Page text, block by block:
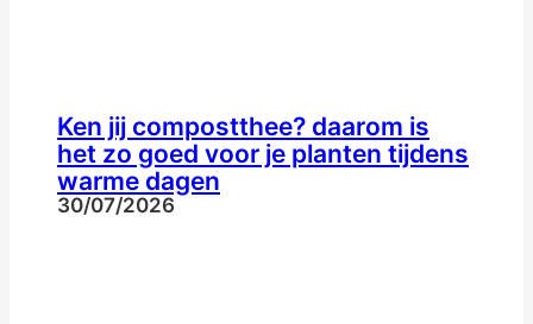
Ken jij compostthee? daarom is
het zo goed voor je planten tijdens
warme dagen
30/07/2026